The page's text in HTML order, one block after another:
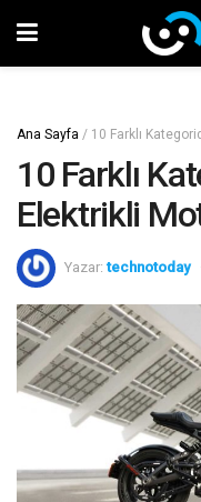
Ana Sayfa / 10 Farklı
10 Farklı
Elektrikli
Yazar: technotoday